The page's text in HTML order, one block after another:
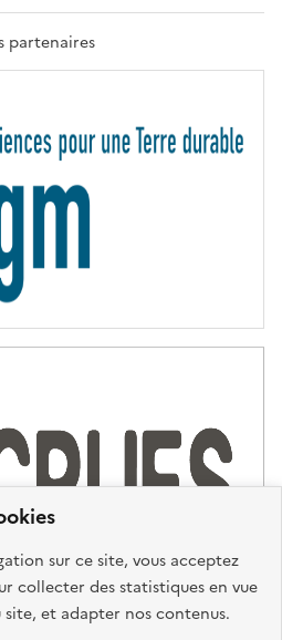
sur ce site, vous acceptez
collecter des statistiques en vue
et adapter nos contenus.
A
T
R
T
É
partenaires